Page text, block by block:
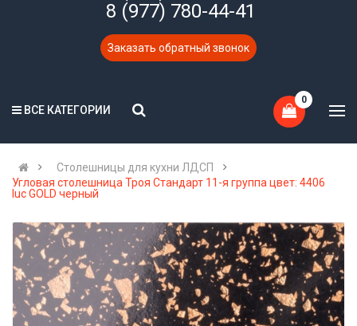
8 (977) 780-44-41
Заказать обратный звонок
ВСЕ КАТЕГОРИИ
0
Cтолешницы для кухни ЛДСП
Угловая столешница Троя Стандарт 11-я группа цвет: 4406
luc GOLD черный